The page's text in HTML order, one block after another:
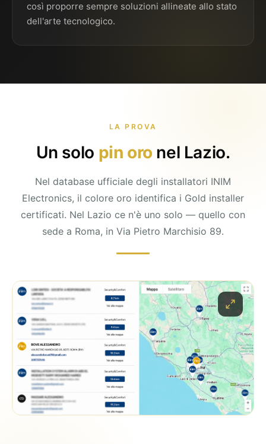
così proporre sempre soluzioni allineate allo stato
dell'arte tecnologico.
LA PROVA
Un solo pin oro nel Lazio.
Nel database ufficiale degli installatori INIM
Electronics, il colore oro identifica i Gold installer
certificati. Nel Lazio ce n'è uno solo — quello con
sede a Roma, in Via Pietro Marchisio 89.